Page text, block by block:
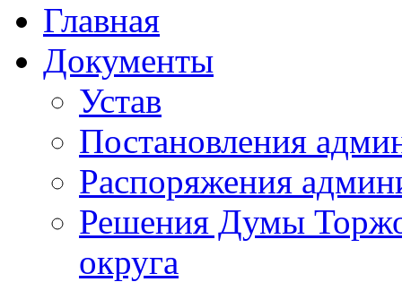
Главная
Документы
Устав
Постановления
Распоряжения
Решения Думы
округа